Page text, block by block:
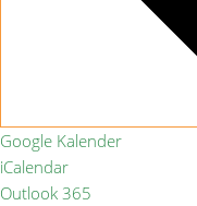
Google Kalender
iCalendar
Outlook 365